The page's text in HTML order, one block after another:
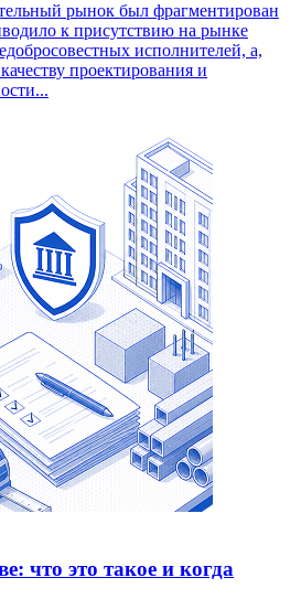
рынок был фрагментирован
к присутствию на рынке
исполнителей, а,
проектирования и
что это такое и когда